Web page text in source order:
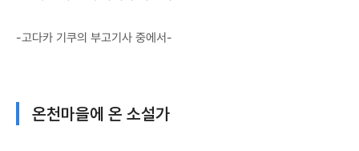
-고다카 기쿠의 부고기사 중에서-
온천마을에 온 소설가